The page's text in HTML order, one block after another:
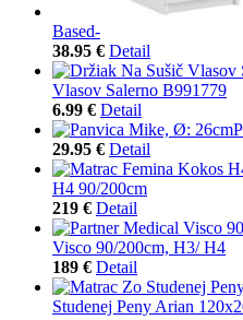
Based-
38.95 € Detail
Vlasov Salerno B991779
6.99 € Detail
29.95 € Detail
H4 90/200cm
219 € Detail
Visco 90/200cm, H3/ H4
189 € Detail
Studenej Peny Arian